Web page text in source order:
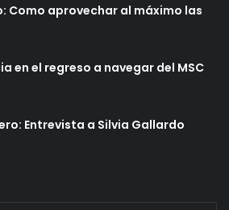
Como aprovechar al máximo las
en el regreso a navegar del MSC
Entrevista a Silvia Gallardo